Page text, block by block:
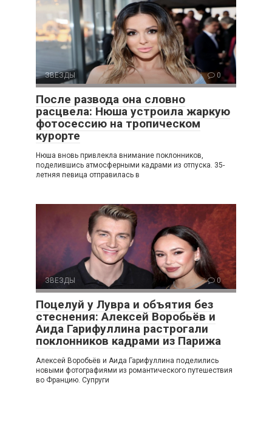
ЗВЕЗДЫ 0
После развода она словно
расцвела: Нюша устроила жаркую
фотосессию на тропическом
курорте
Нюша вновь привлекла внимание поклонников,
поделившись атмосферными кадрами из отпуска. 35-
летняя певица отправилась в
ЗВЕЗДЫ 0
Поцелуй у Лувра и объятия без
стеснения: Алексей Воробьёв и
Аида Гарифуллина растрогали
поклонников кадрами из Парижа
Алексей Воробьёв и Аида Гарифуллина поделились
новыми фотографиями из романтического путешествия
во Францию. Супруги